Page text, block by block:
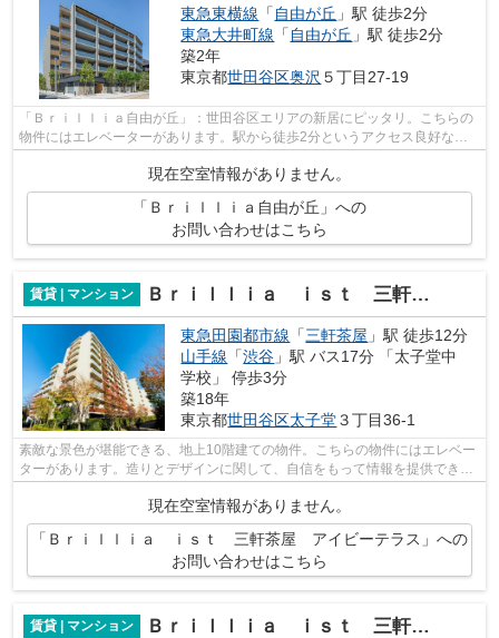
東急東横線 「 自由が丘 」駅 徒歩2分
東急大井町線 「 自由が丘 」駅 徒歩2分
築2年
東京都世田谷区奥沢 ５丁目27-19
「Ｂｒｉｌｌｉａ自由が丘」：世田谷区エリアの新居にピッタリ。こちらの
物件にはエレベーターがあります。駅から徒歩2分というアクセス良好な駅
現在空室情報がありません。
「Ｂｒｉｌｌｉａ自由が丘」への
お問い合わせはこちら
賃貸 | マンション Ｂｒｉｌｌｉａ ｉｓｔ 三軒茶屋 アイビーテラス
東急田園都市線 「三軒茶屋 」駅 徒歩12分
山手線 「渋谷 」駅 バス17分 「太子堂中
学校」 停歩3分
築18年
東京都世田谷区太子堂３丁目36-1
素敵な景色が堪能できる、地上10階建ての物件。こちらの物件にはエレベー
ターがあります。造りとデザインに関して、自信をもって情報を提供できる
現在空室情報がありません。
「Ｂｒｉｌｌｉａ ｉｓｔ 三軒茶屋 アイビーテラス」への
お問い合わせはこちら
賃貸 | マンション Ｂｒｉｌｌｉａ ｉｓｔ 三軒茶屋 ブラッサムテラス